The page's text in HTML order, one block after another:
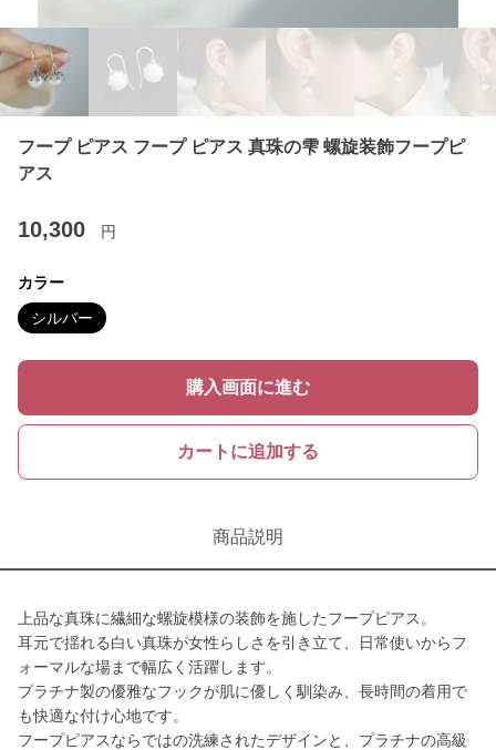
フープ ピアス フープ ピアス 真珠の雫 螺旋装飾フープピ
アス
10,300 円
カラー
シルバー
購入画面に進む
カートに追加する
商品説明
上品な真珠に繊細な螺旋模様の装飾を施したフープピアス。
耳元で揺れる白い真珠が女性らしさを引き立て、日常使いからフ
ォーマルな場まで幅広く活躍します。
プラチナ製の優雅なフックが肌に優しく馴染み、長時間の着用で
も快適な付け心地です。
フープピアスならではの洗練されたデザインと、プラチナの高級